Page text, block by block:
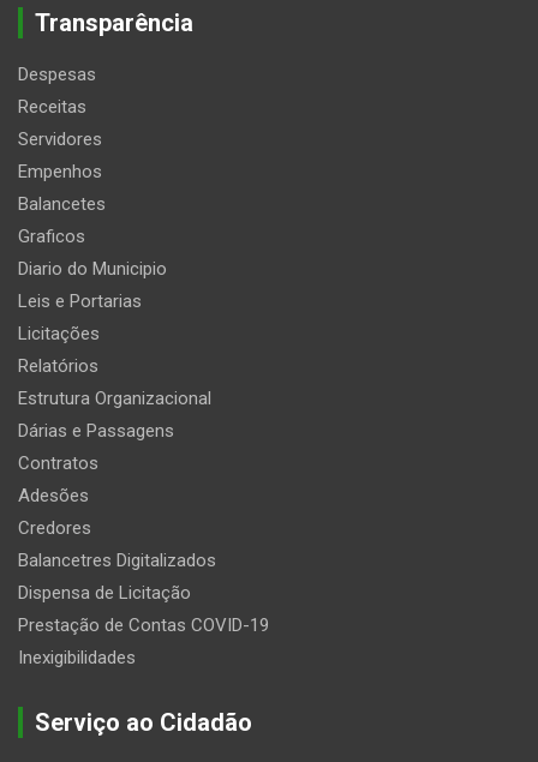
Transparência
Despesas
Receitas
Servidores
Empenhos
Balancetes
Graficos
Diario do Municipio
Leis e Portarias
Licitações
Relatórios
Estrutura Organizacional
Dárias e Passagens
Contratos
Adesões
Credores
Balancetres Digitalizados
Dispensa de Licitação
Prestação de Contas COVID-19
Inexigibilidades
Serviço ao Cidadão